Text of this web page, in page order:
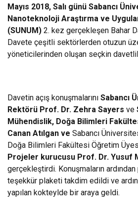
Mayıs 2018, Salı günü Sabancı
Nanoteknoloji Araştırma ve
(SUNUM) 2. kez gerçekleşen Bahar
Davete çeşitli sektörlerden otuzun
yöneticilerinden oluşan seçkin
Davetin açış konuşmalarını Sabancı
Rektörü Prof. Dr. Zehra Sayers ve
Mühendislik, Doğa Bilimleri
Canan Atılgan ve Sabancı
Doğa Bilimleri Fakültesi Öğretim
Projeler kurucusu Prof. Dr. Yusuf
gerçekleştirdi. Konuşmaların
teşekkür plaketi takdim edildi ve
yapılan kokteylde bir araya geldi.